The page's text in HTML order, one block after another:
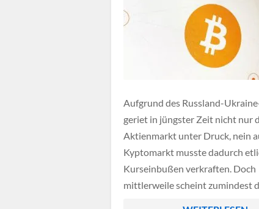
Aufgrund des Russland-
geriet in jüngster Zeit nicht nur
Aktienmarkt unter Druck, nein
Kyptomarkt musste dadurch
Kurseinbußen verkraften. Doch
mittlerweile scheint zumindest